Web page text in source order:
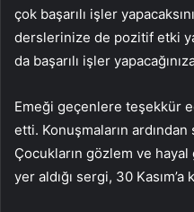
çok başarılı işler
derslerinize de pozitif etki
da başarılı işler
Emeği geçenlere teşekkür
etti. Konuşmaların ardından
Çocukların gözlem ve
yer aldığı sergi, 30